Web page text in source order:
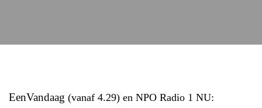
EenVandaag (vanaf 4.29) en NPO Radio 1 NU: